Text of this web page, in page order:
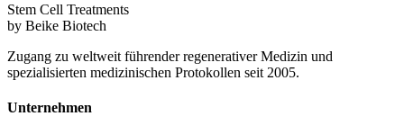
Stem Cell Treatments
by Beike Biotech
Zugang zu weltweit führender regenerativer Medizin und
spezialisierten medizinischen Protokollen seit 2005.
Unternehmen